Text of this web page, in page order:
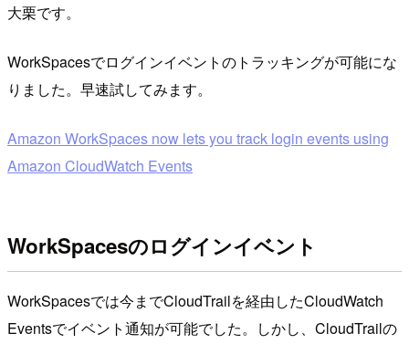
大栗です。
WorkSpacesでログインイベントのトラッキングが可能にな
りました。早速試してみます。
Amazon WorkSpaces now lets you track login events using
Amazon CloudWatch Events
WorkSpacesのログインイベント
WorkSpacesでは今までCloudTrailを経由したCloudWatch
Eventsでイベント通知が可能でした。しかし、CloudTrailの